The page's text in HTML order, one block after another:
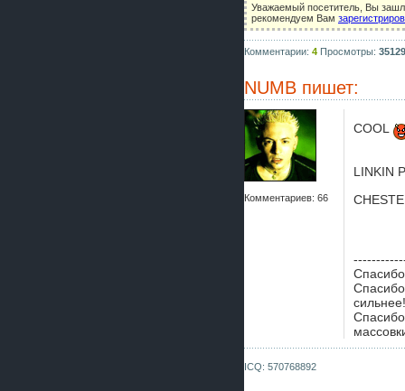
Уважаемый посетитель, Вы
рекомендуем Вам
Комментарии: 4 Просмотры: 35129
NUMB пишет:
Комментариев: 66
COOL
LINKIN
сильнее!
ICQ: 570768892